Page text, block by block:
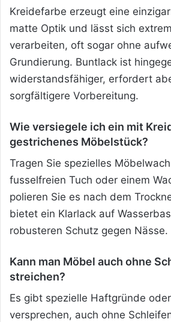
Kreidefarbe erzeugt eine
matte Optik und lässt sich
verarbeiten, oft sogar ohne
Grundierung. Buntlack ist
widerstandsfähiger, erfordert
sorgfältigere Vorbereitung.
Wie versiegele ich ein mit
gestrichenes Möbelstück?
Tragen Sie spezielles
fusselfreien Tuch oder einem
polieren Sie es nach dem
bietet ein Klarlack auf
robusteren Schutz gegen Nässe.
Kann man Möbel auch ohne
streichen?
Es gibt spezielle Haftgründe
versprechen, auch ohne